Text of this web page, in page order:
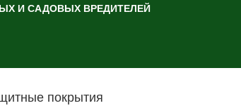
И САДОВЫХ ВРЕДИТЕЛЕЙ
покрытия